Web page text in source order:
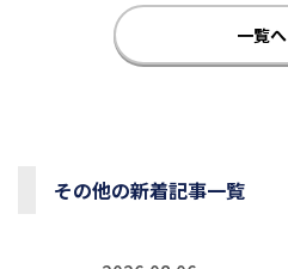
一覧へ
その他の新着記事一覧